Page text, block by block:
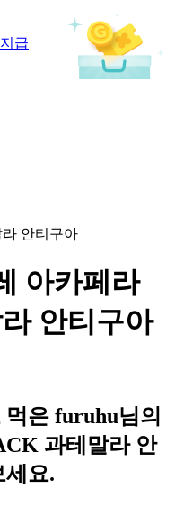
급
안티구아
아카페라
안티구아
은 furuhu님의
과테말라 안
세요.